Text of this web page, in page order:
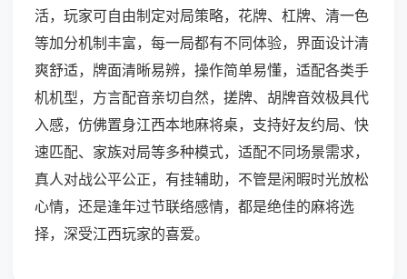
活，玩家可自由制定对局策略，花牌、杠牌、清一色
等加分机制丰富，每一局都有不同体验，界面设计清
爽舒适，牌面清晰易辨，操作简单易懂，适配各类手
机机型，方言配音亲切自然，搓牌、胡牌音效极具代
入感，仿佛置身江西本地麻将桌，支持好友约局、快
速匹配、家族对局等多种模式，适配不同场景需求，
真人对战公平公正，有挂辅助，不管是闲暇时光放松
心情，还是逢年过节联络感情，都是绝佳的麻将选
择，深受江西玩家的喜爱。